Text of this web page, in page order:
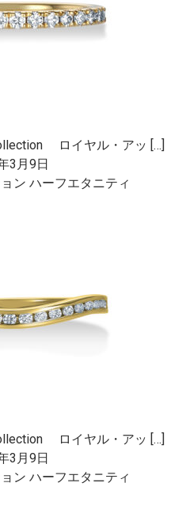
ロイヤル・アッ […]
3月9日
ン ハーフエタニティ
ロイヤル・アッ […]
3月9日
ン ハーフエタニティ